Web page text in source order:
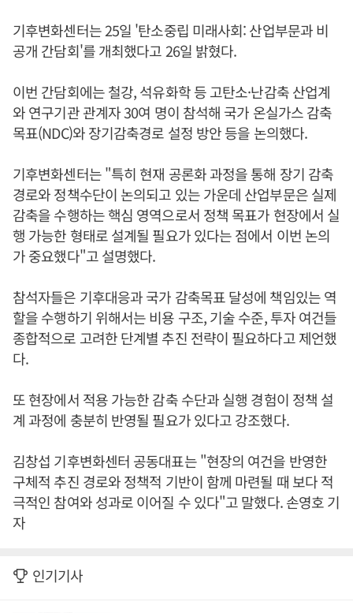
기후변화센터는 25일 '탄소중립 미래사회: 산업부문과 비
공개 간담회'를 개최했다고 26일 밝혔다.
이번 간담회에는 철강, 석유화학 등 고탄소·난감축 산업계
와 연구기관 관계자 30여 명이 참석해 국가 온실가스 감축
목표(NDC)와 장기감축경로 설정 방안 등을 논의했다.
기후변화센터는 "특히 현재 공론화 과정을 통해 장기 감축
경로와 정책수단이 논의되고 있는 가운데 산업부문은 실제
감축을 수행하는 핵심 영역으로서 정책 목표가 현장에서 실
행 가능한 형태로 설계될 필요가 있다는 점에서 이번 논의
가 중요했다"고 설명했다.
참석자들은 기후대응과 국가 감축목표 달성에 책임있는 역
할을 수행하기 위해서는 비용 구조, 기술 수준, 투자 여건들
종합적으로 고려한 단계별 추진 전략이 필요하다고 제언했
다.
또 현장에서 적용 가능한 감축 수단과 실행 경험이 정책 설
계 과정에 충분히 반영될 필요가 있다고 강조했다.
김창섭 기후변화센터 공동대표는 "현장의 여건을 반영한
구체적 추진 경로와 정책적 기반이 함께 마련될 때 보다 적
극적인 참여와 성과로 이어질 수 있다"고 말했다. 손영호 기
자
인기기사